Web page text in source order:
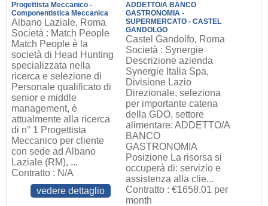
Progettista Meccanico -
Componentistica Meccanica
Albano Laziale, Roma
Società : Match People
Match People è la
società di Head Hunting
specializzata nella
ricerca e selezione di
Personale qualificato di
senior e middle
management, è
attualmente alla ricerca
di n° 1 Progettista
Meccanico per cliente
con sede ad Albano
Laziale (RM), ...
Contratto : N/A
vedere dettaglio
ADDETTO/A BANCO
GASTRONOMIA -
SUPERMERCATO - CASTEL
GANDOLGO
Castel Gandolfo, Roma
Società : Synergie
Descrizione azienda
Synergie Italia Spa,
Divisione Lazio
Direzionale, seleziona
per importante catena
della GDO, settore
alimentare: ADDETTO/A
BANCO
GASTRONOMIA
Posizione La risorsa si
occuperà di: servizio e
assistenza alla clie...
Contratto : €1658.01 per
month